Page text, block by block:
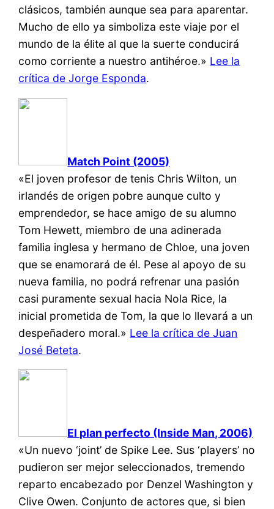
clásicos, también aunque sea para aparentar.
Mucho de ello ya simboliza este viaje por el
mundo de la élite al que la suerte conducirá
como corriente a nuestro antihéroe.» Lee la
crítica de Jorge Esponda.
Match Point (2005)
«El joven profesor de tenis Chris Wilton, un
irlandés de origen pobre aunque culto y
emprendedor, se hace amigo de su alumno
Tom Hewett, miembro de una adinerada
familia inglesa y hermano de Chloe, una joven
que se enamorará de él. Pese al apoyo de su
nueva familia, no podrá refrenar una pasión
casi puramente sexual hacia Nola Rice, la
inicial prometida de Tom, la que lo llevará a un
despeñadero moral.» Lee la crítica de Juan
José Beteta.
El plan perfecto (Inside Man, 2006)
«Un nuevo ‘joint’ de Spike Lee. Sus ‘players’ no
pudieron ser mejor seleccionados, tremendo
reparto encabezado por Denzel Washington y
Clive Owen. Conjunto de actores que, si bien